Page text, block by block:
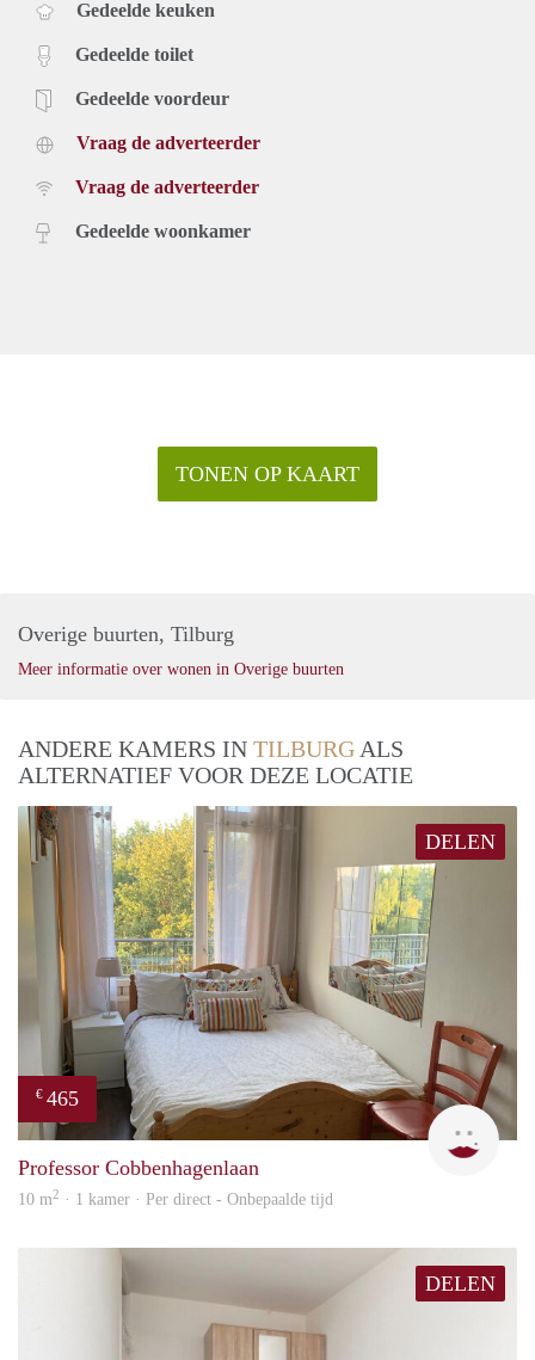
Gedeelde keuken
Gedeelde toilet
Gedeelde voordeur
Vraag de adverteerder
Vraag de adverteerder
Gedeelde woonkamer
TONEN OP KAART
Overige buurten, Tilburg
Meer informatie over wonen in Overige buurten
ANDERE KAMERS IN TILBURG ALS
ALTERNATIEF VOOR DEZE LOCATIE
DELEN
€ 465
T
Professor Cobbenhagenlaan
10 m2 · 1 kamer · Per direct - Onbepaalde tijd
DELEN